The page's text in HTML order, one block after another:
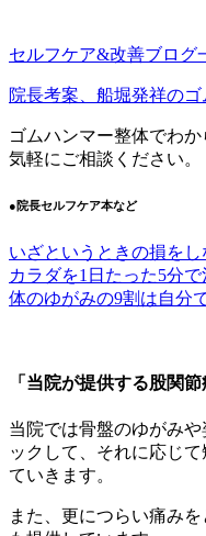
セルフケア&改善ブログ
院長考案、船堀発祥の
ゴムハンマー整体でわ
気軽にご相談ください。
●院長セルフケア本など
いざというときの損を
カラダを1日たった5分
体のゆがみの9割は自分
「当院が提供する股関節
当院では骨盤のゆがみ
ックして、それに応じ
ていきます。
また、更につらい痛み